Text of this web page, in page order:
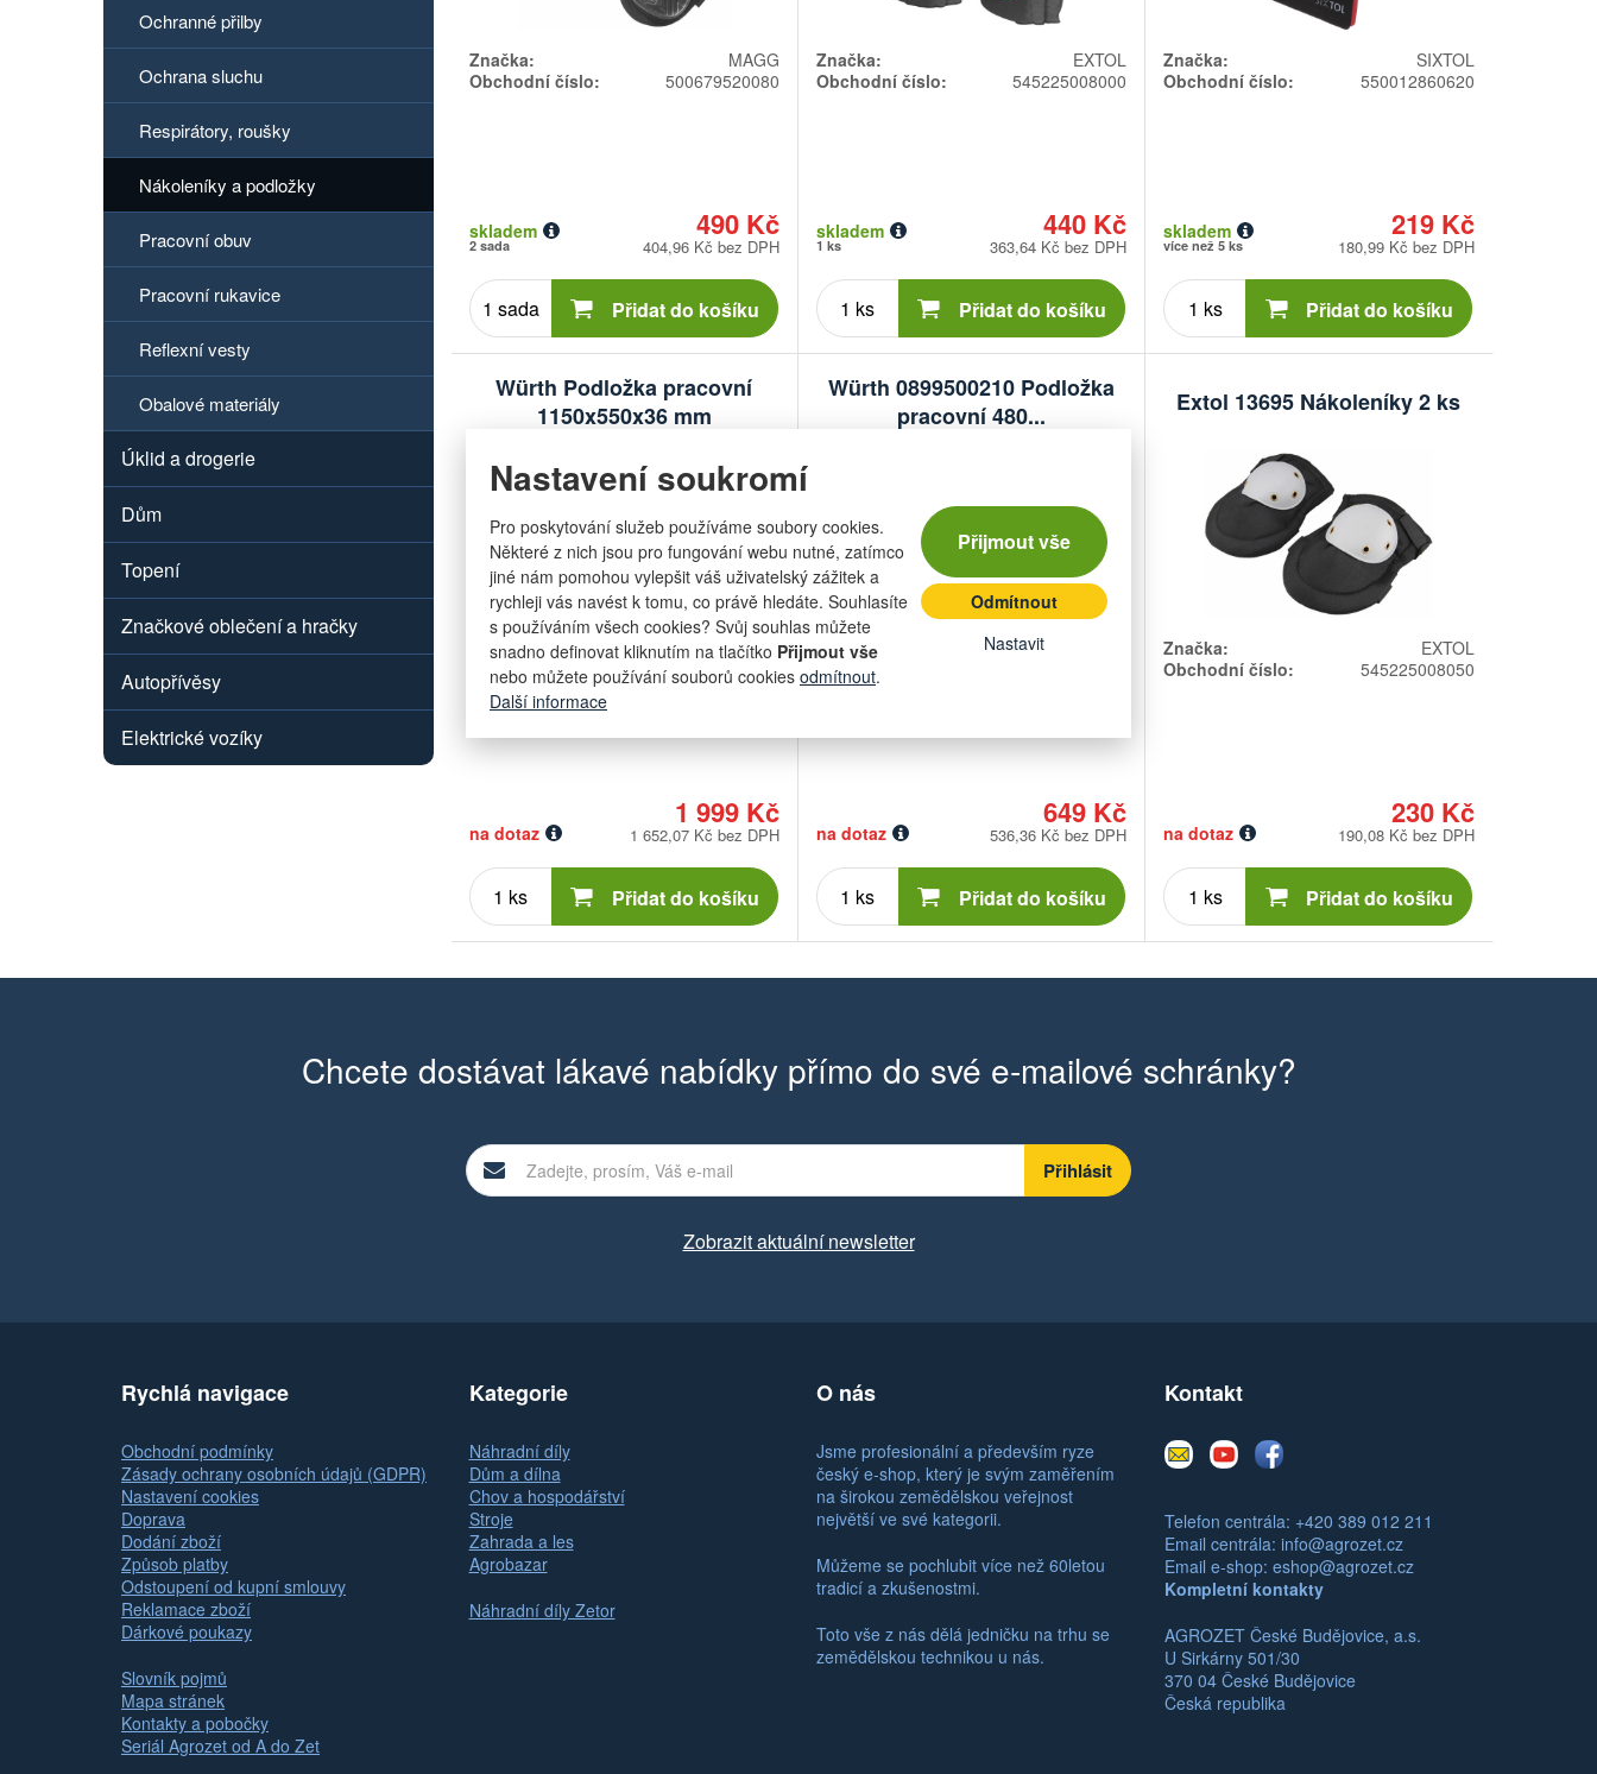
Nastavení soukromí
Pro poskytování služeb používáme soubory cookies.
Některé z nich jsou pro fungování webu nutné, zatímco
jiné nám pomohou vylepšit váš uživatelský zážitek a
rychleji vás navést k tomu, co právě hledáte. Souhlasíte
s používáním všech cookies? Svůj souhlas můžete
snadno definovat kliknutím na tlačítko Přijmout vše
nebo můžete používání souborů cookies odmítnout.
Další informace
Přijmout vše
Odmítnout
Nastavit
Značka:
MAGG
Obchodní číslo:
500679520080
490 Kč
skladem
2 sada 404,96 Kč bez DPH
Počet
kusů Přidat do košíku
Značka:
EXTOL
Obchodní číslo:
545225008000
440 Kč
skladem
1 ks 363,64 Kč bez DPH
Počet
kusů Přidat do košíku
Značka:
SIXTOL
Obchodní číslo:
550012860620
219 Kč
skladem
více než 5 ks 180,99 Kč bez DPH
Počet
kusů Přidat do košíku
Würth Podložka pracovní
1150x550x36 mm
Značka:
WÜRTH
Obchodní číslo:
544291032200
1 999 Kč
na dotaz 1 652,07 Kč bez DPH
Počet
kusů Přidat do košíku
Würth 0899500210 Podložka
pracovní 480...
Značka:
Obchodní číslo:
649 Kč
na dotaz 536,36 Kč bez DPH
Počet
kusů Přidat do košíku
Extol 13695 Nákoleníky 2 ks
Značka:
EXTOL
Obchodní číslo:
545225008050
230 Kč
na dotaz 190,08 Kč bez DPH
Počet
kusů Přidat do košíku
Ochranné přilby
Ochrana sluchu
Respirátory, roušky
Nákoleníky a podložky
Pracovní obuv
Pracovní rukavice
Reflexní vesty
Obalové materiály
Úklid a drogerie
Dům
Topení
Značkové oblečení a hračky
Autopřívěsy
Elektrické vozíky
Chcete dostávat lákavé nabídky přímo do své e-mailové schránky?
Zobrazit aktuální newsletter
Rychlá navigace
Obchodní podmínky
Zásady ochrany osobních údajů (GDPR)
Nastavení cookies
Doprava
Dodání zboží
Způsob platby
Odstoupení od kupní smlouvy
Reklamace zboží
Dárkové poukazy
Slovník pojmů
Mapa stránek
Kontakty a pobočky
Seriál Agrozet od A do Zet
Kategorie
Náhradní díly
Dům a dílna
Chov a hospodářství
Stroje
Zahrada a les
Agrobazar
Náhradní díly Zetor
O nás
Jsme profesionální a především ryze
český e-shop, který je svým zaměřením
na širokou zemědělskou veřejnost
největší ve své kategorii.
Můžeme se pochlubit více než 60letou
tradicí a zkušenostmi.
Toto vše z nás dělá jedničku na trhu se
zemědělskou technikou u nás.
Kontakt
E-
mail
YoutubeFacebook
Telefon centrála: +420 389 012 211
Email centrála: info@agrozet.cz
Email e-shop: eshop@agrozet.cz
Kompletní kontakty
AGROZET České Budějovice, a.s.
U Sirkárny 501/30
370 04 České Budějovice
Česká republika